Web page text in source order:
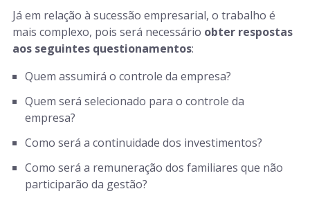
Já em relação à sucessão empresarial, o trabalho é
mais complexo, pois será necessário obter respostas
aos seguintes questionamentos:
Quem assumirá o controle da empresa?
Quem será selecionado para o controle da
empresa?
Como será a continuidade dos investimentos?
Como será a remuneração dos familiares que não
participarão da gestão?